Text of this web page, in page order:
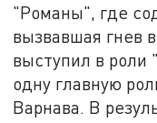
"Романы", где
вызвавшая гнев
выступил в
одну главную
Варнава. В